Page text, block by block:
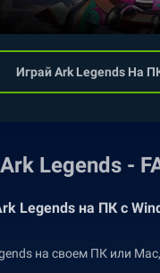
Играй Ark Legends На
Ark Legends -
Legends на ПК с
на своем ПК или